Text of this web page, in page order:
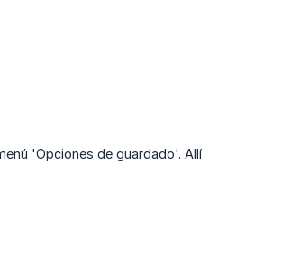
'Opciones de guardado'. Allí